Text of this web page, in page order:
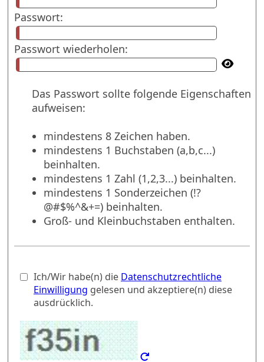
Passwort:
Passwort wiederholen:
Das Passwort sollte folgende Eigenschaften
aufweisen:
mindestens 8 Zeichen haben.
mindestens 1 Buchstaben (a,b,c...)
beinhalten.
mindestens 1 Zahl (1,2,3...) beinhalten.
mindestens 1 Sonderzeichen (!?
@#$%^&+=) beinhalten.
Groß- und Kleinbuchstaben enthalten.
Ich/Wir habe(n) die Datenschutzrechtliche
Einwilligung gelesen und akzeptiere(n) diese
ausdrücklich.